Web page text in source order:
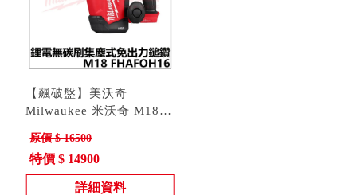
【飆破盤】美沃奇
Milwaukee 米沃奇 M18
集塵式 免出力鎚鑽 工程
電動工具
原價 $ 16500
特價 $ 14900
詳細資料